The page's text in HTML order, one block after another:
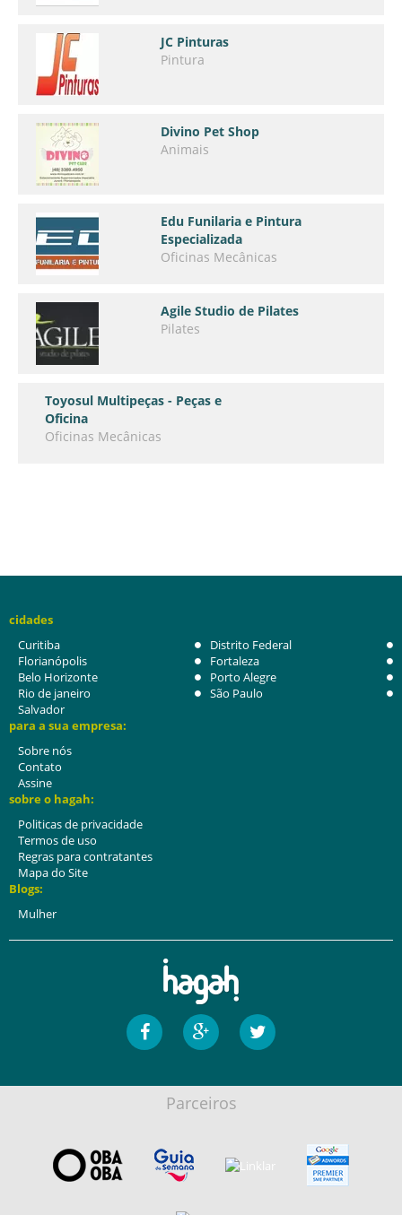
JC Pinturas
Pintura
Divino Pet Shop
Animais
Edu Funilaria e Pintura
Especializada
Oficinas Mecânicas
Agile Studio de Pilates
Pilates
Toyosul Multipeças - Peças e
Oficina
Oficinas Mecânicas
cidades
Curitiba
Distrito Federal
Florianópolis
Fortaleza
Belo Horizonte
Porto Alegre
Rio de janeiro
São Paulo
Salvador
para a sua empresa:
Sobre nós
Contato
Assine
sobre o hagah:
Politicas de privacidade
Termos de uso
Regras para contratantes
Mapa do Site
Blogs:
Mulher
Parceiros